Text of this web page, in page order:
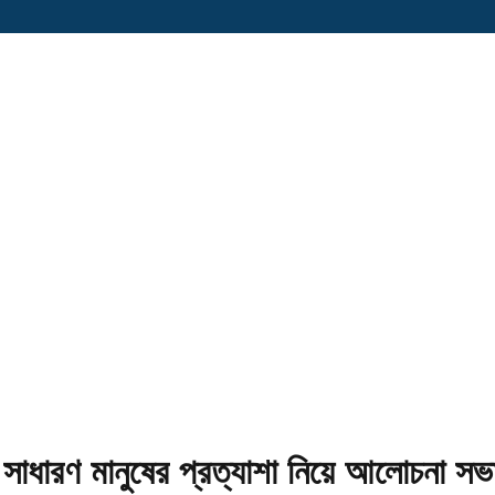
মানুষের প্রত্যাশা নিয়ে আলোচনা